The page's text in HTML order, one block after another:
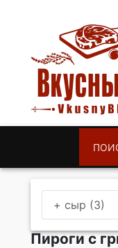
+ сыр (3)
Пироги с